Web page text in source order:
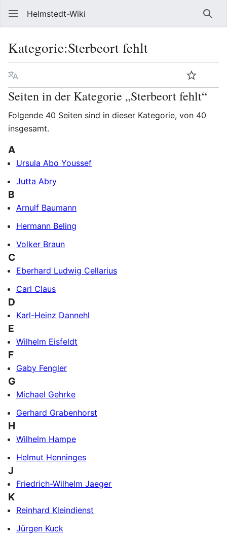
Helmstedt-Wiki
Kategorie:Sterbeort fehlt
Sprache
Seiten in der Kategorie „Sterbeort fehlt“
Folgende 40 Seiten sind in dieser Kategorie, von 40
insgesamt.
A
Ursula Abo Youssef
Jutta Abry
B
Arnulf Baumann
Hermann Beling
Volker Braun
C
Eberhard Ludwig Cellarius
Carl Claus
D
Karl-Heinz Dannehl
E
Wilhelm Eisfeldt
F
Gaby Fengler
G
Michael Gehrke
Gerhard Grabenhorst
H
Wilhelm Hampe
Helmut Henninges
J
Friedrich-Wilhelm Jaeger
K
Reinhard Kleindienst
Jürgen Kuck